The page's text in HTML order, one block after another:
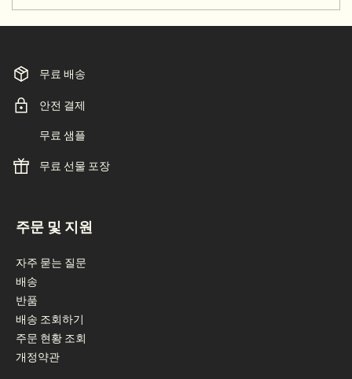
무료 배송
안전 결제
무료 샘플
무료 선물 포장
주문 및 지원
자주 묻는 질문
배송
반품
배송 조회하기
주문 현황 조회
개정약관